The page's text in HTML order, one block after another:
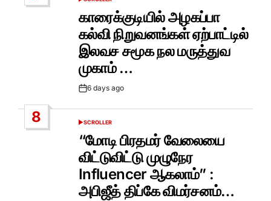
POSTED
காரைக்குடியில் அழகப்பா
கல்வி நிறுவனங்கள் ஏற்பாட்டில்
இலவச சமூக நல மருத்துவ
முகாம் …
Post6 days ago
8
POSTED
IN
SCROLLER
“மோடி பிரதமர் வேலையை
விட்டுவிட்டு முழுநேர
Influencer ஆகலாம்” :
அபிஜீத் திப்கே விமர்சனம்…